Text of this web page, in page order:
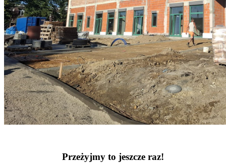
Przeżyjmy to jeszcze raz!